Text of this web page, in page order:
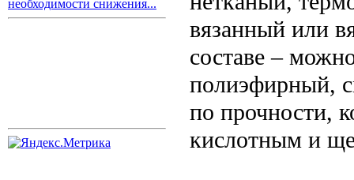
необходимости снижения...
вязанный или
составе –
полиэфирный,
по прочности,
кислотным и